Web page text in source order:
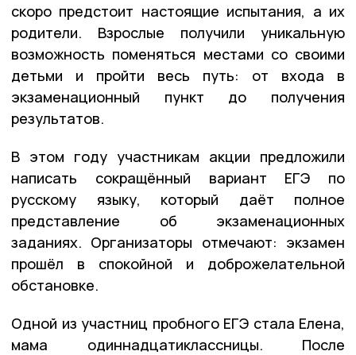
скоро предстоит настоящие испытания, а их
родители. Взрослые получили уникальную
возможность поменяться местами со своими
детьми и пройти весь путь: от входа в
экзаменационный пункт до получения
результатов.
В этом году участникам акции предложили
написать сокращённый вариант ЕГЭ по
русскому языку, который даёт полное
представление об экзаменационных
заданиях. Организаторы отмечают: экзамен
прошёл в спокойной и доброжелательной
обстановке.
Одной из участниц пробного ЕГЭ стала Елена,
мама одиннадцатиклассницы. После